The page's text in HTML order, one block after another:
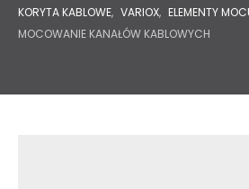
KORYTA KABLOWE, VARIOX, ELEMENTY
MOCOWANIE KANAŁÓW KABLOWYCH